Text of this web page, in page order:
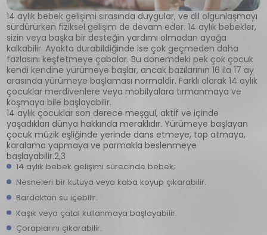
14 aylık bebek gelişimi sırasında duygular, ve dil olgunlaşmayı
sürdürürken fiziksel gelişim de devam eder. 14 aylık bebekler,
sizin veya başka bir desteğin yardımı olmadan ayağa
kalkabilir. Ayakta durabildiğinde ise çok geçmeden daha
fazlasını keşfetmeye çabalar. Bu dönemdeki pek çok çocuk
kendi kendine yürümeye başlar, ancak bazılarının 16 ila 17 ay
arasında yürümeye başlaması normaldir. Farklı olarak 14 aylık
çocuklar merdivenlere veya mobilyalara tırmanmaya ve
koşmaya bile başlayabilir.
14 aylık çocuklar son derece meşgul, aktif ve içinde
yaşadıkları dünya hakkında meraklıdır. Yürümeye başlayan
çocuk müzik eşliğinde yerinde dans etmeye, top atmaya,
karalama yapmaya ve parmakla beslenmeye
başlayabilir.2,3
14 aylık bebek gelişimi sürecinde bebek;
Nesneleri bir kutuya veya kaba koyup çıkarabilir.
Bardaktan su içebilir.
Kaşık veya çatal kullanmaya başlayabilir.
Çoraplarını çıkarabilir.